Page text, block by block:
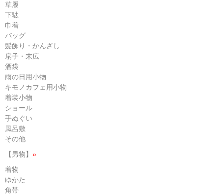
草履
下駄
巾着
バッグ
髪飾り・かんざし
扇子・末広
酒袋
雨の日用小物
キモノカフェ用小物
着装小物
ショール
手ぬぐい
風呂敷
その他
【男物】 »
着物
ゆかた
角帯